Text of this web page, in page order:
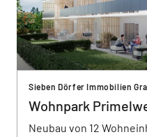
Sieben Dörfer Immobilien
Wohnpark
Neubau von 12